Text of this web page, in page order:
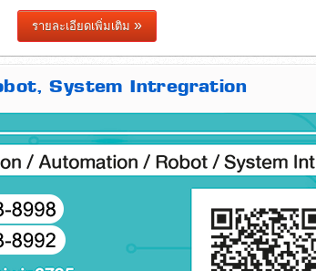
รายละเอียดเพิ่มเติม
System Intregration